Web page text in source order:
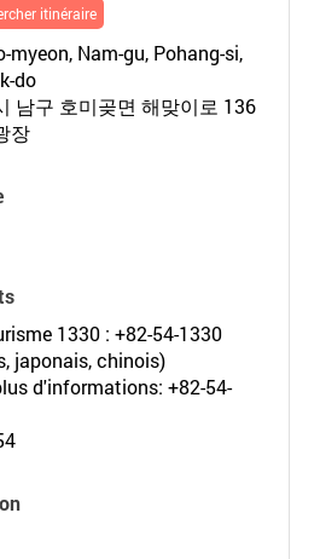
itinéraire
myeon, Nam-gu, Pohang-si,
do
남구 호미곶면 해맞이로 136
장
1330 : +82-54-1330
japonais, chinois)
d'informations: +82-54-